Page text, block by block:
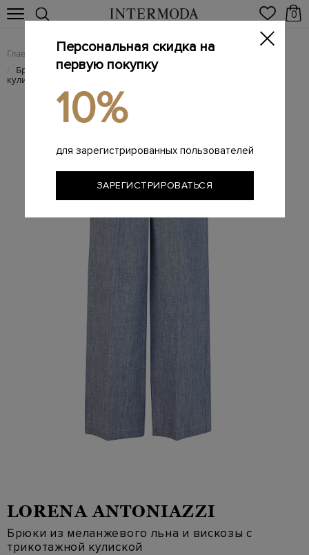
0
Главная Женщинам / Женская одежда / Женские брюки
/ Брюки из меланжевого льна и вискозы с трикотажной
кулиской
LORENA ANTONIAZZI
Брюки из меланжевого льна и вискозы с
трикотажной кулиской
Персональная скидка на
первую покупку
10%
для зарегистрированных пользователей
ЗАРЕГИСТРИРОВАТЬСЯ